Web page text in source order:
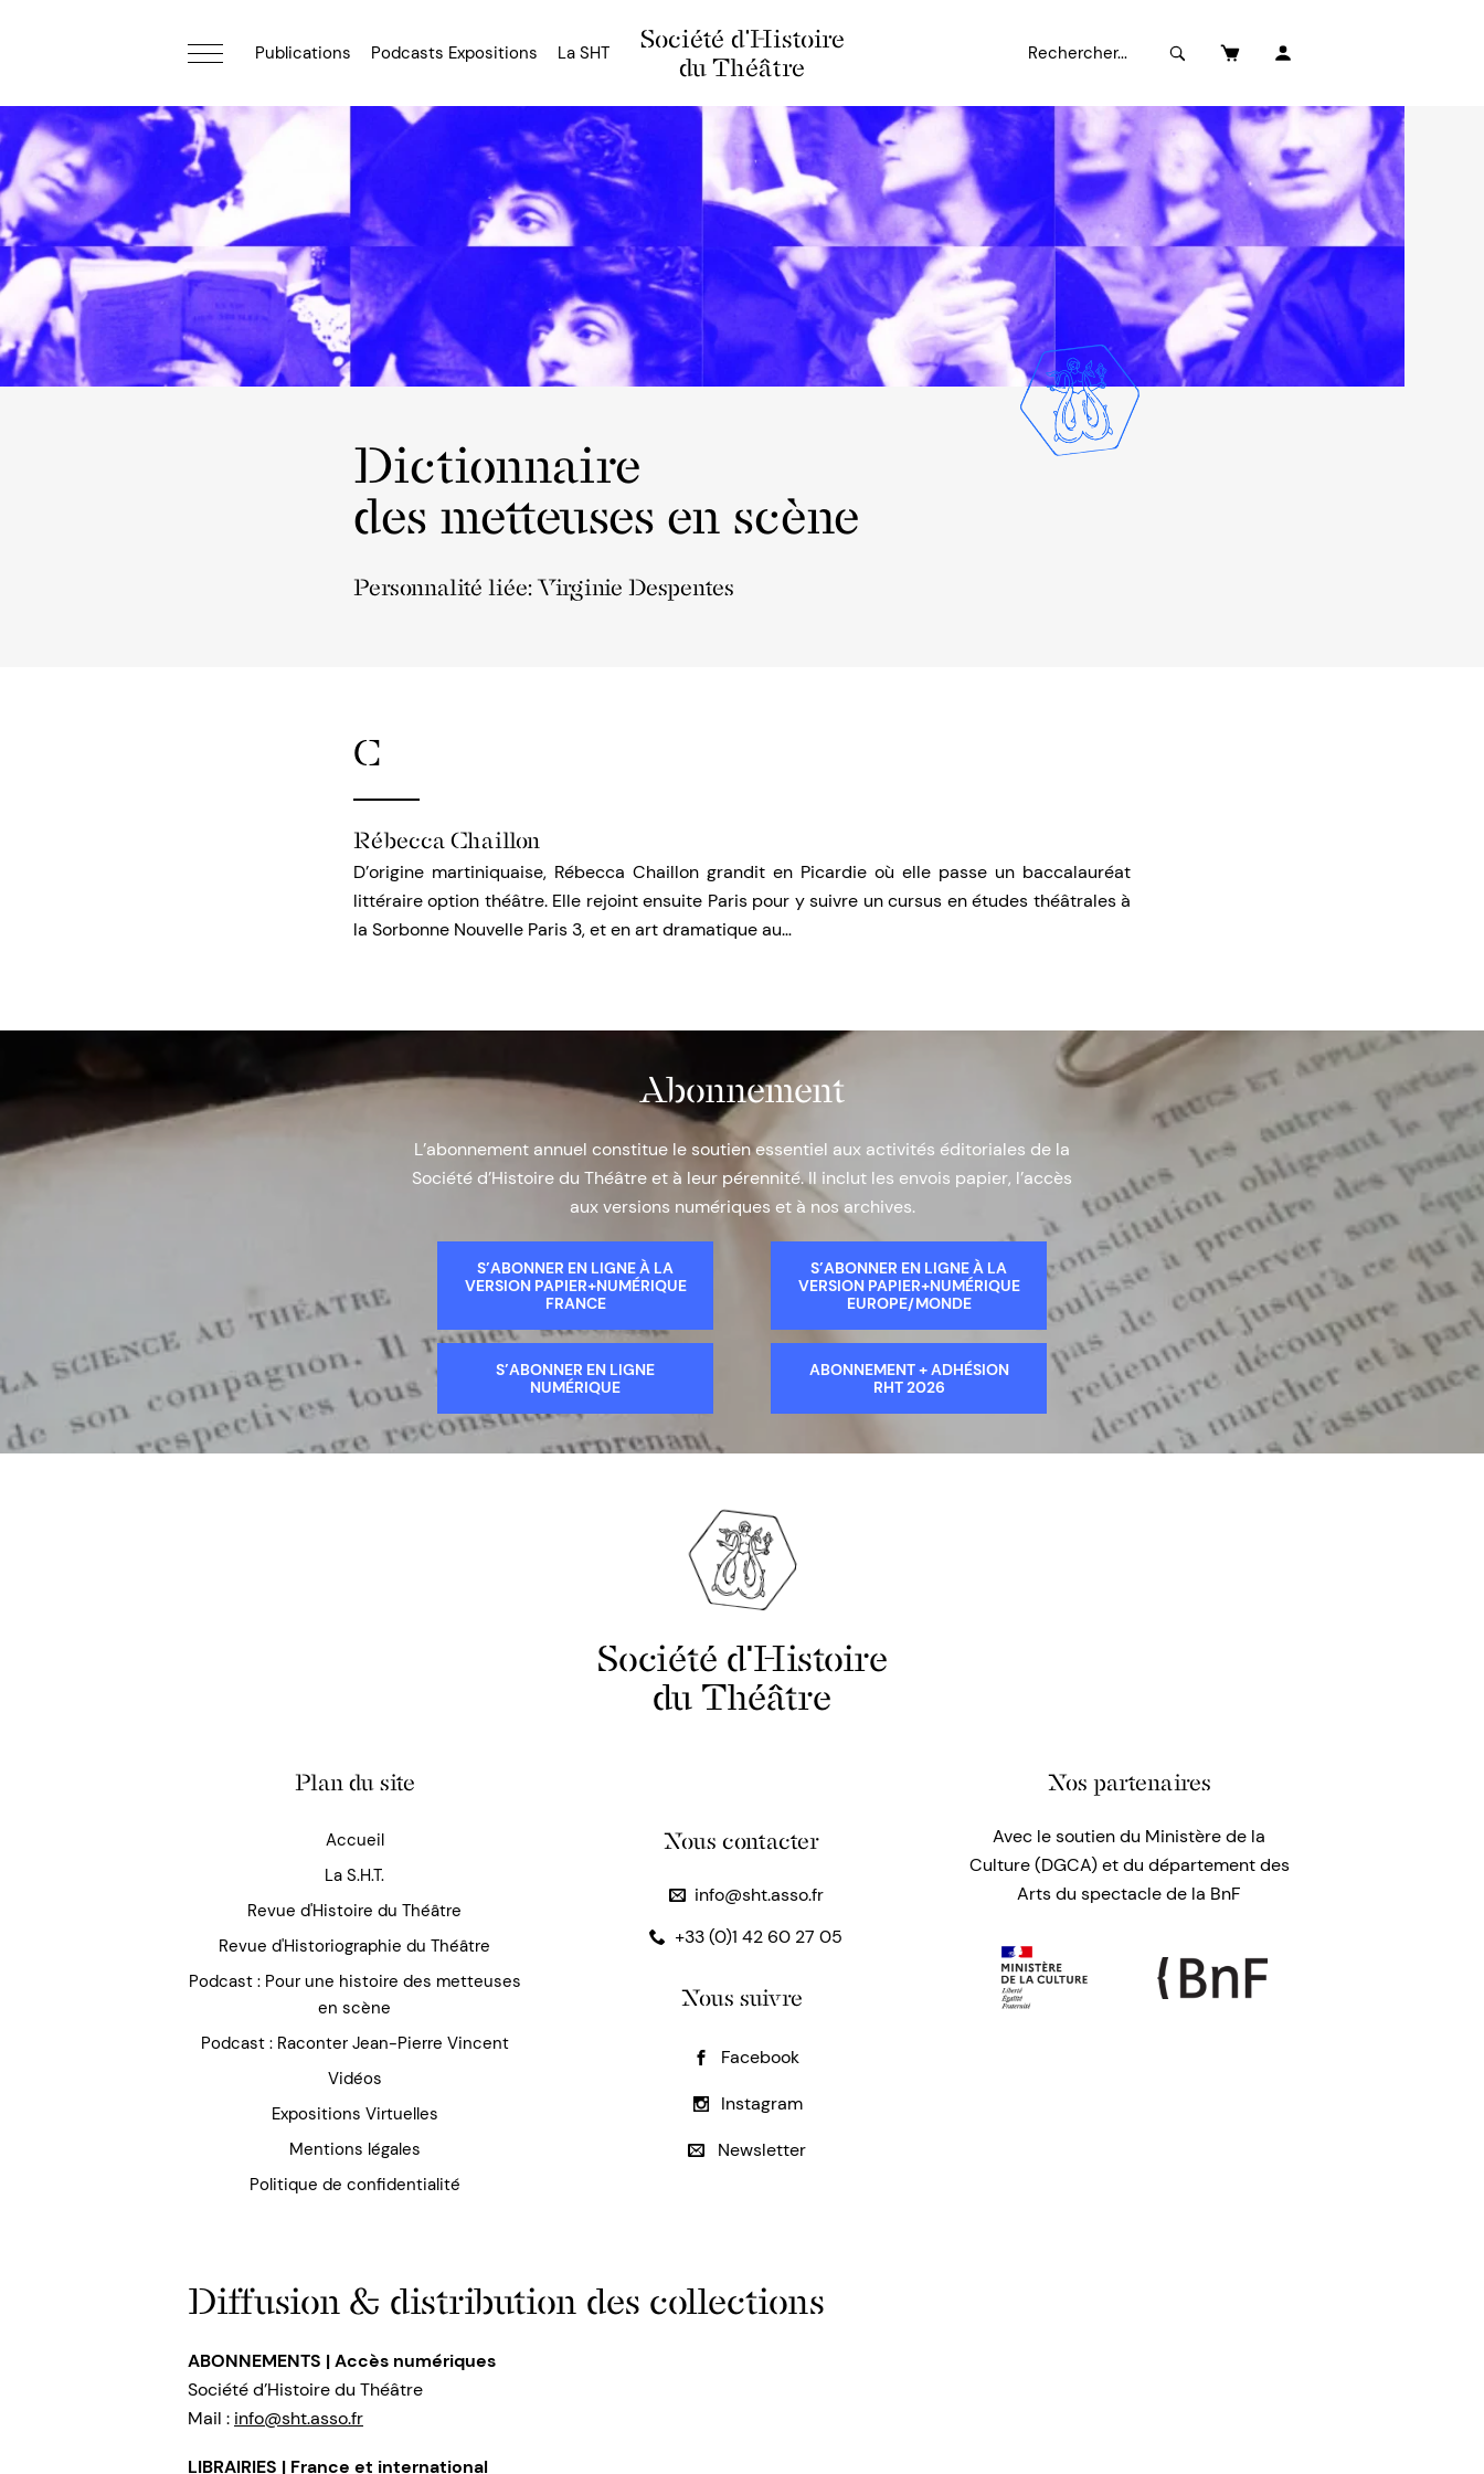
Société d'Histoire
du Théâtre
Publications Podcasts Expositions La SHT
Dictionnaire
des metteuses en scène
Personnalité liée: Virginie Despentes
C
Rébecca Chaillon
D’origine martiniquaise, Rébecca Chaillon grandit en Picardie où elle passe un baccalauréat
littéraire option théâtre. Elle rejoint ensuite Paris pour y suivre un cursus en études théâtrales à
la Sorbonne Nouvelle Paris 3, et en art dramatique au…
Abonnement
L’abonnement annuel constitue le soutien essentiel aux activités éditoriales de la
Société d’Histoire du Théâtre et à leur pérennité. Il inclut les envois papier, l’accès
aux versions numériques et à nos archives.
S’ABONNER EN LIGNE À LA
VERSION PAPIER+NUMÉRIQUE
FRANCE
S’ABONNER EN LIGNE À LA
VERSION PAPIER+NUMÉRIQUE
EUROPE/MONDE
S’ABONNER EN LIGNE
NUMÉRIQUE
ABONNEMENT + ADHÉSION
RHT 2026
Société d'Histoire
du Théâtre
Plan du site
Accueil
La S.H.T.
Revue d'Histoire du Théâtre
Revue d'Historiographie du Théâtre
Podcast : Pour une histoire des metteuses
en scène
Podcast : Raconter Jean-Pierre Vincent
Vidéos
Expositions Virtuelles
Mentions légales
Politique de confidentialité
Nous contacter
info@sht.asso.fr
+33 (0)1 42 60 27 05
Nous suivre
Facebook
Instagram
Newsletter
Nos partenaires
Avec le soutien du Ministère de la
Culture (DGCA) et du département des
Arts du spectacle de la BnF
Diffusion & distribution des collections
ABONNEMENTS | Accès numériques
Société d’Histoire du Théâtre
Mail : info@sht.asso.fr
LIBRAIRIES | France et international